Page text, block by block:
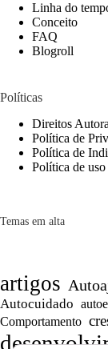
Linha do
Conceito
FAQ
Blogroll
Políticas
Direitos
Política de
Política de
Política de
Temas em alta
artigos
Autocuidado
Comportamento